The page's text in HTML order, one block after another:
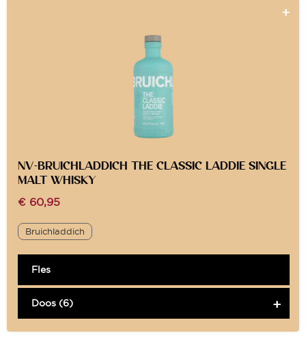
NV-BRUICHLADDICH THE CLASSIC LADDIE SINGLE
MALT WHISKY
€ 60,95
Bruichladdich
Fles
Doos (6)